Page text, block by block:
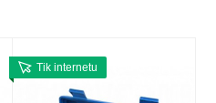
Tik internetu